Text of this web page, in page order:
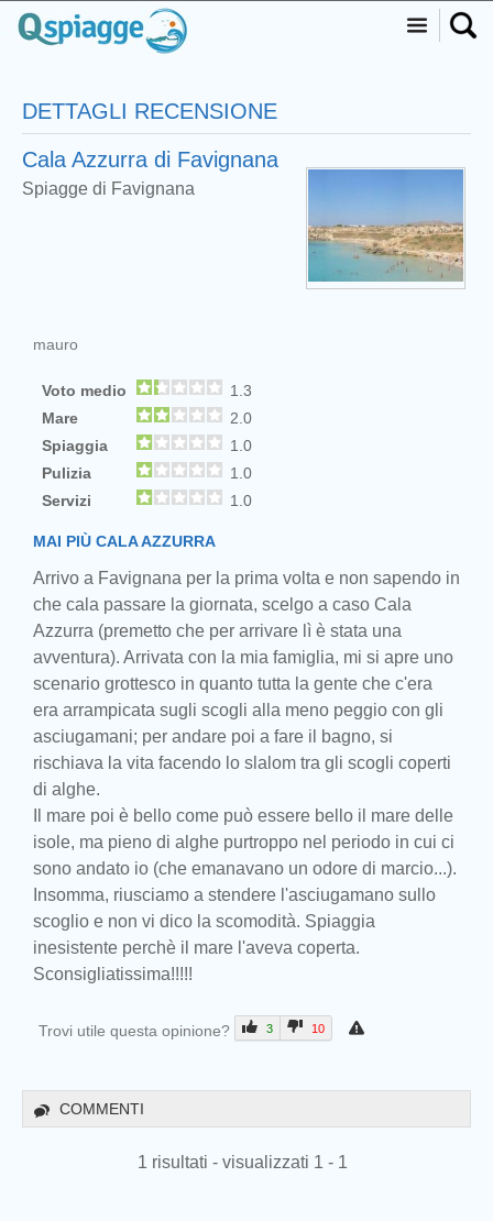
DETTAGLI RECENSIONE
Cala Azzurra di Favignana
Spiagge di Favignana
mauro
Voto medio
1.3
Mare
2.0
Spiaggia
1.0
Pulizia
1.0
Servizi
1.0
MAI PIÙ CALA AZZURRA
Arrivo a Favignana per la prima volta e non sapendo in
che cala passare la giornata, scelgo a caso Cala
Azzurra (premetto che per arrivare lì è stata una
avventura). Arrivata con la mia famiglia, mi si apre uno
scenario grottesco in quanto tutta la gente che c'era
era arrampicata sugli scogli alla meno peggio con gli
asciugamani; per andare poi a fare il bagno, si
rischiava la vita facendo lo slalom tra gli scogli coperti
di alghe.
Il mare poi è bello come può essere bello il mare delle
isole, ma pieno di alghe purtroppo nel periodo in cui ci
sono andato io (che emanavano un odore di marcio...).
Insomma, riusciamo a stendere l'asciugamano sullo
scoglio e non vi dico la scomodità. Spiaggia
inesistente perchè il mare l'aveva coperta.
Sconsigliatissima!!!!!
Trovi utile questa opinione? 3 10
COMMENTI
1 risultati - visualizzati 1 - 1